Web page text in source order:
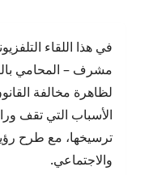
في هذا اللقاء
مشرف – المحامي
لظاهرة مخالفة
الأسباب التي تقف
ترسيخها، مع طرح
والاجتماعي.